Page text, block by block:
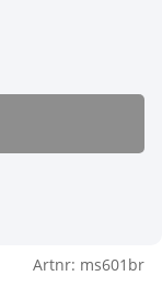
Artnr: ms601br